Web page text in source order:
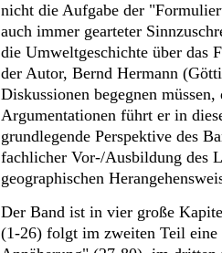
nicht die Aufgabe der
auch immer gearteter
die Umweltgeschichte über das
der Autor, Bernd Hermann
Diskussionen begegnen
Argumentationen führt er in
grundlegende Perspektive des
fachlicher Vor-/Ausbildung des
geographischen
Der Band ist in vier große
(1-26) folgt im zweiten Teil eine